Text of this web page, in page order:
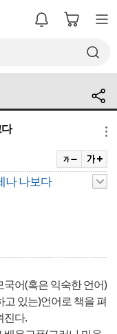
나 나보다
어(혹은 익숙한 언어)
있는)언어로 책을 펴
진다.